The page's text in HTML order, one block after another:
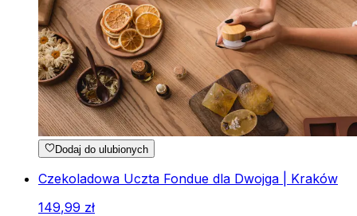
Dodaj do ulubionych
Czekoladowa Uczta Fondue dla Dwojga | Kraków
149,99 zł